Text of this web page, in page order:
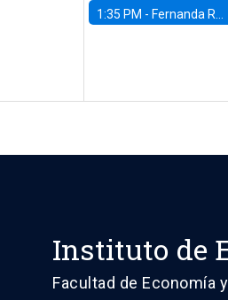
1:35 PM - Fernanda Rojas Ampuero, University of Wisconsin-Madison
Instituto de
Facultad de Economía